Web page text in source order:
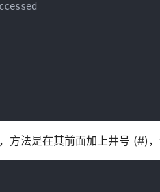
方法是在其前面加上井号 (#)